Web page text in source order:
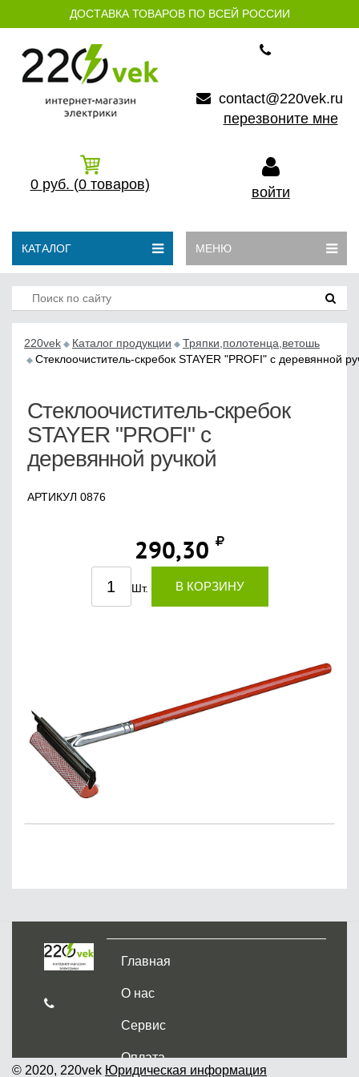
ДОСТАВКА ТОВАРОВ ПО ВСЕЙ РОССИИ
contact@220vek.ru
перезвоните мне
0 руб. (0 товаров) войти
КАТАЛОГ МЕНЮ
220vek Каталог продукции
Тряпки,полотенца,ветошь
Стеклоочиститель-скребок STAYER "PROFI" с деревянной
Стеклоочиститель-скребок
STAYER "PROFI" с
деревянной ручкой
АРТИКУЛ 0876
290,30
Шт. В КОРЗИНУ
Главная
О нас
Сервис
Оплата
© 2020, 220vek Юридическая информация